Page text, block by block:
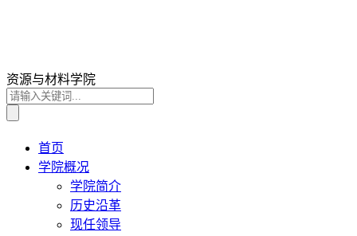
资源与材料学院
首页
学院概况
学院简介
历史沿革
现任领导